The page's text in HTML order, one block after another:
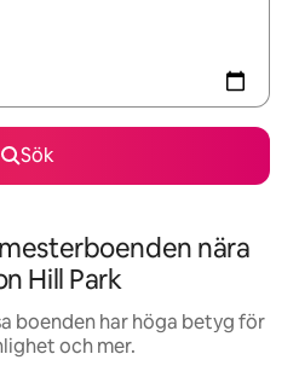
Sök
nära
Hill Park
boenden har höga betyg för
och mer.